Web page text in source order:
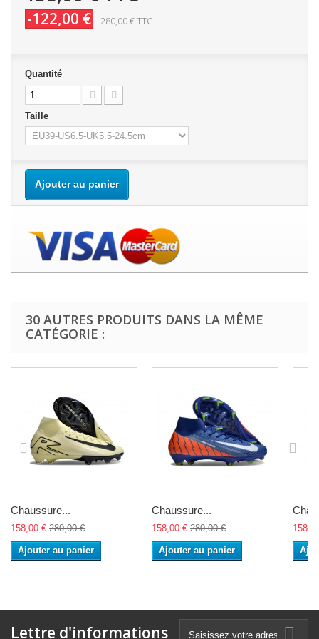
-122,00 € 280,00 €TTC
Quantité
Taille
Ajouter au panier
30 AUTRES PRODUITS DANS LA MÊME
CATÉGORIE :
Chaussure...
158,00 € 280,00 €
Ajouter au panier
Chaussure...
158,00 € 280,00 €
Ajouter au panier
Lettre d'informations